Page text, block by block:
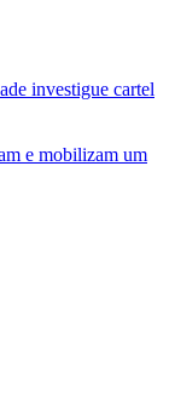
investigue cartel
e mobilizam um